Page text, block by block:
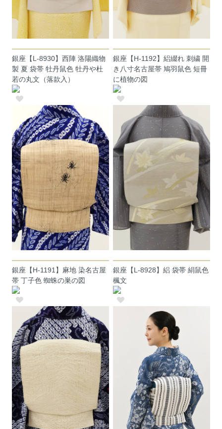
銀座【L-8930】西陣 洛陽織物
製 夏 袋帯 牡丹鼠色 牡丹や杜
若の丸文（落款入）
銀座【H-1192】絽綴れ 刺繍 開
き八寸名古屋帯 鳩羽鼠色 短冊
に植物の図
銀座【H-1191】麻地 染名古屋
帯 丁子色 蜘蛛の巣の図
銀座【L-8928】絽 袋帯 絹鼠色
楓文